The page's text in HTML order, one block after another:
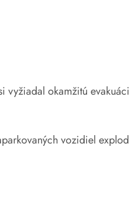
vyžiadal okamžitú
vozidiel